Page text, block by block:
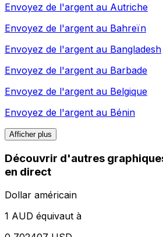
Envoyez de l'argent au Autriche
Envoyez de l'argent au Bahreïn
Envoyez de l'argent au Bangladesh
Envoyez de l'argent au Barbade
Envoyez de l'argent au Belgique
Envoyez de l'argent au Bénin
Afficher plus
Découvrir d'autres
en direct
Dollar américain
1 AUD équivaut à